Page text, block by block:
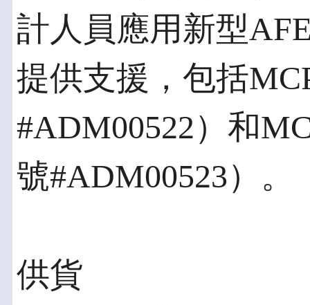
計人員應用新型
提供支援，包括
#ADM00522）和
號#ADM00523）。
供貨